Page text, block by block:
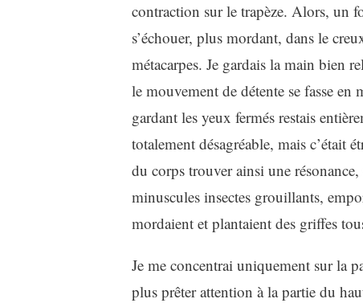
contraction sur le trapèze. Alors, un
s’échouer, plus mordant, dans le
métacarpes. Je gardais la main bien
le mouvement de détente se fasse
gardant les yeux fermés restais
totalement désagréable, mais c’était
du corps trouver ainsi une
minuscules insectes grouillants,
mordaient et plantaient des griffes
Je me concentrai uniquement sur la
plus prêter attention à la partie du